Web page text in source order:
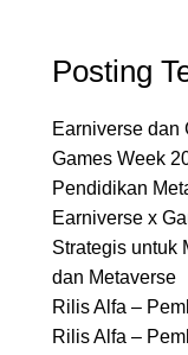
Posting
Earniverse dan
Games Week
Pendidikan
Earniverse x
Strategis untuk
dan Metaverse
Rilis Alfa –
Rilis Alfa –